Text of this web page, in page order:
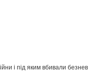
і під яким вбивали